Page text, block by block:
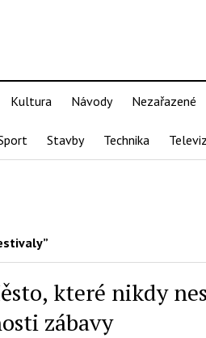
Kultura Návody Nezařazené
Stavby Technika
které nikdy
zábavy